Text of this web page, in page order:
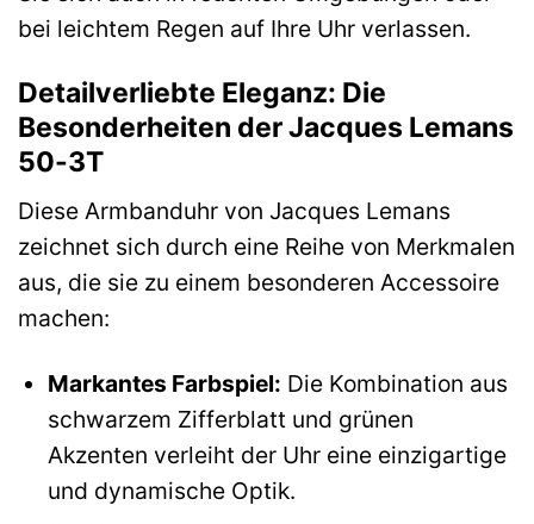
bei leichtem Regen auf Ihre Uhr verlassen.
Detailverliebte Eleganz: Die
Besonderheiten der Jacques Lemans
50-3T
Diese Armbanduhr von Jacques Lemans
zeichnet sich durch eine Reihe von Merkmalen
aus, die sie zu einem besonderen Accessoire
machen:
Markantes Farbspiel: Die Kombination aus
schwarzem Zifferblatt und grünen
Akzenten verleiht der Uhr eine einzigartige
und dynamische Optik.